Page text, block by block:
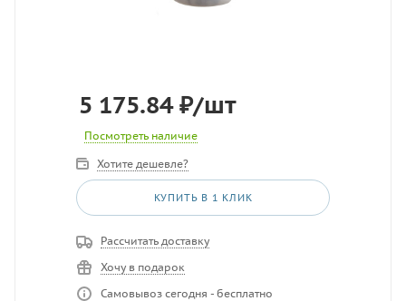
5 175.84₽/шт
Посмотреть наличие
Хотите дешевле?
КУПИТЬ В 1 КЛИК
Рассчитать доставку
Хочу в подарок
Самовывоз сегодня - бесплатно